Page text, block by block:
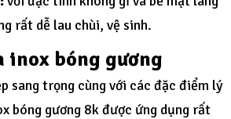
rất dễ lau chùi, vệ sinh.
inox bóng gương
sang trọng cùng với các đặc điểm lý
bóng gương 8k được ứng dụng rất